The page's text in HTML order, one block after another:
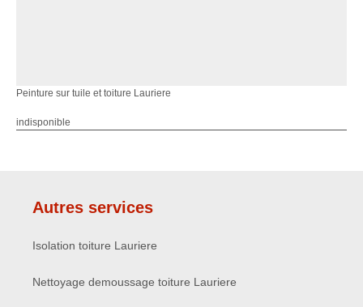
Peinture sur tuile et toiture Lauriere
indisponible
Autres services
Isolation toiture Lauriere
Nettoyage demoussage toiture Lauriere